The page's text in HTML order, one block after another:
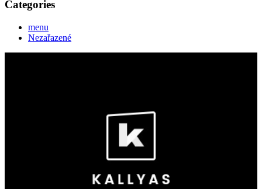
Categories
menu
Nezařazené